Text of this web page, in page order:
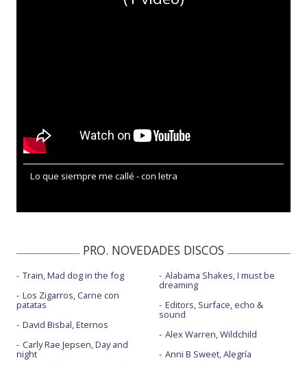
Lo que siempre me callé - con letra
PRO. NOVEDADES DISCOS
Train, Mad dog in the fog
Los Zigarros, Carne con
patatas
David Bisbal, Eternos
Carly Rae Jepsen, Day and
night
Alabama Shakes, I must be
dreaming
Editors, Surface, echo &
sound
Alex Warren, Wildchild
Anni B Sweet, Alegría